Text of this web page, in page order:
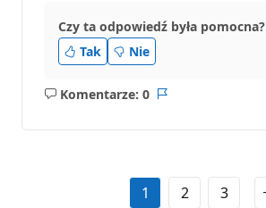
Czy ta odpowiedź była pomocna?
Tak
Nie
Komentarze: 0
Brak
1 2 3